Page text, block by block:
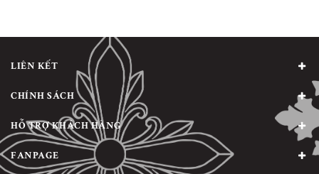
LIÊN KẾT
CHÍNH SÁCH
HỖ TRỢ KHÁCH HÀNG
FANPAGE